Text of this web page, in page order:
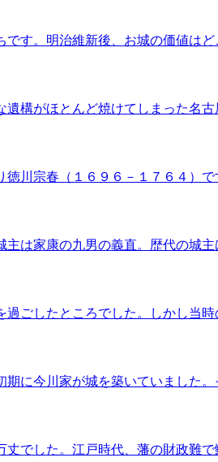
です。明治維新後、お城の価値は
遺構がほとんど焼けてしまった名
徳川宗春（１６９６－１７６４）
主は家康の九男の義直。歴代の城
過ごしたところでした。しかし当
期に今川家が城を築いていました
丈でした。江戸時代、藩の財政難